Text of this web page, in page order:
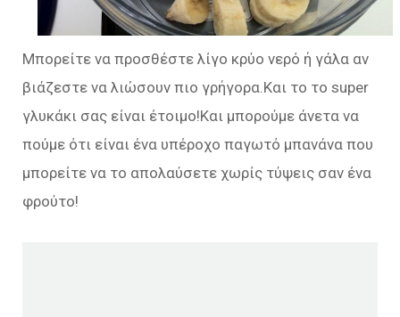
Μπορείτε να προσθέστε λίγο κρύο νερό ή γάλα αν
βιάζεστε να λιώσουν πιο γρήγορα.Και το το super
γλυκάκι σας είναι έτοιμο!Και μπορούμε άνετα να
πούμε ότι είναι ένα υπέροχο παγωτό μπανάνα που
μπορείτε να το απολαύσετε χωρίς τύψεις σαν ένα
φρούτο!